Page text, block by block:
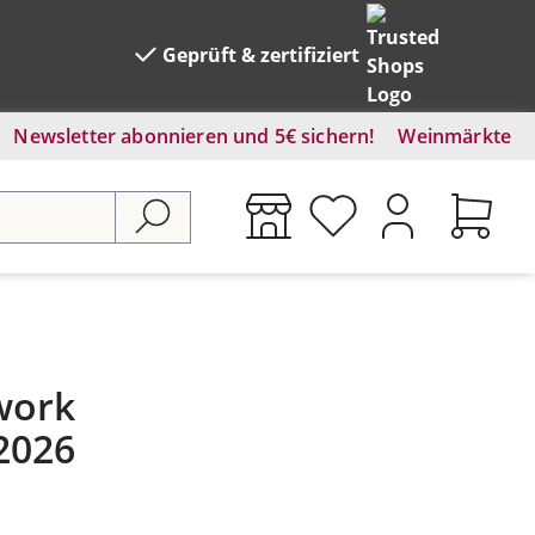
Geprüft & zertifiziert
Newsletter abonnieren und 5€ sichern! Weinmärkte